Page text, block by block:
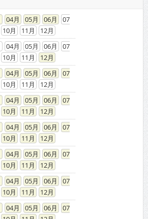
04 05 06
07
10 11
12
04 05 06
07
10 11
12
04 05 06
07
10 11
12
04 05 06
07
10 11
12
04 05 06
07
10 11
12
04 05 06
07
10 11
12
04 05 06
07
10 11
12
04 05 06
07